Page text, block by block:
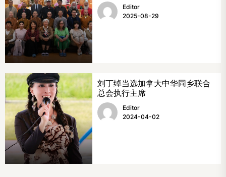
Editor
2025-08-29
刘丁绰当选加拿大中华同乡联合
总会执行主席
Editor
2024-04-02